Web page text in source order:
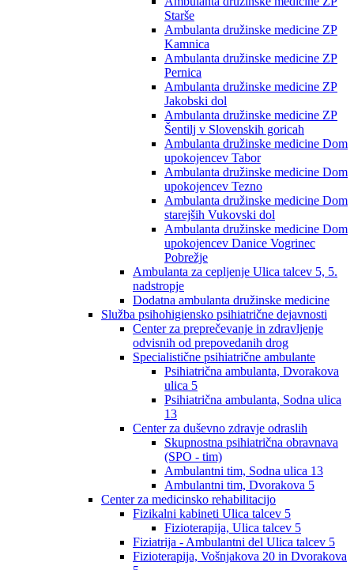
Starše
Ambulanta družinske medicine ZP
Kamnica
Ambulanta družinske medicine ZP
Pernica
Ambulanta družinske medicine ZP
Jakobski dol
Ambulanta družinske medicine ZP
Šentilj v Slovenskih goricah
Ambulanta družinske medicine Dom
upokojencev Tabor
Ambulanta družinske medicine Dom
upokojencev Tezno
Ambulanta družinske medicine Dom
starejših Vukovski dol
Ambulanta družinske medicine Dom
upokojencev Danice Vogrinec
Pobrežje
Ambulanta za cepljenje Ulica talcev 5, 5.
nadstropje
Dodatna ambulanta družinske medicine
Služba psihohigiensko psihiatrične dejavnosti
Center za preprečevanje in zdravljenje
odvisnih od prepovedanih drog
Specialistične psihiatrične ambulante
Psihiatrična ambulanta, Dvorakova
ulica 5
Psihiatrična ambulanta, Sodna ulica
13
Center za duševno zdravje odraslih
Skupnostna psihiatrična obravnava
(SPO - tim)
Ambulantni tim, Sodna ulica 13
Ambulantni tim, Dvorakova 5
Center za medicinsko rehabilitacijo
Fizikalni kabineti Ulica talcev 5
Fizioterapija, Ulica talcev 5
Fiziatrija - Ambulantni del Ulica talcev 5
Fizioterapija, Vošnjakova 20 in Dvorakova